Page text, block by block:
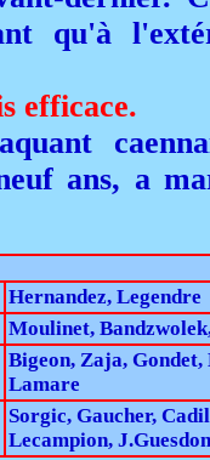
qu'à
efficace.
ans, a
Hernandez, Legendre
Moulinet,
Bigeon, Zaja,
Lamare
Sorgic, Gaucher,
Lecampion, J.Guesdon